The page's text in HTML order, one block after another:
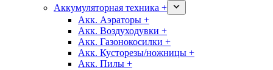
Аккумуляторная техника +
Акк. Аэраторы +
Акк. Воздуходувки +
Акк. Газонокосилки +
Акк. Кусторезы/ножницы +
Акк. Пилы +